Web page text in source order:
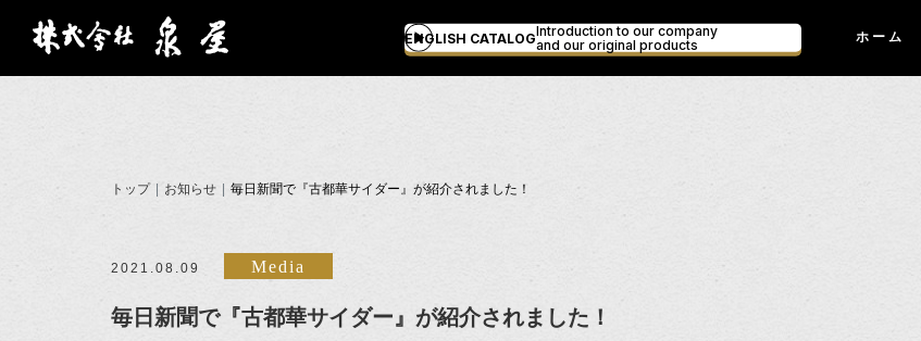
ENGLISH CATALOGIntroduction to our company
and our original products
ホーム
トップ お知らせ 毎日新聞で『古都華サイダー』が紹介されました！
2021.08.09 Media
毎日新聞で『古都華サイダー』が紹介されました！